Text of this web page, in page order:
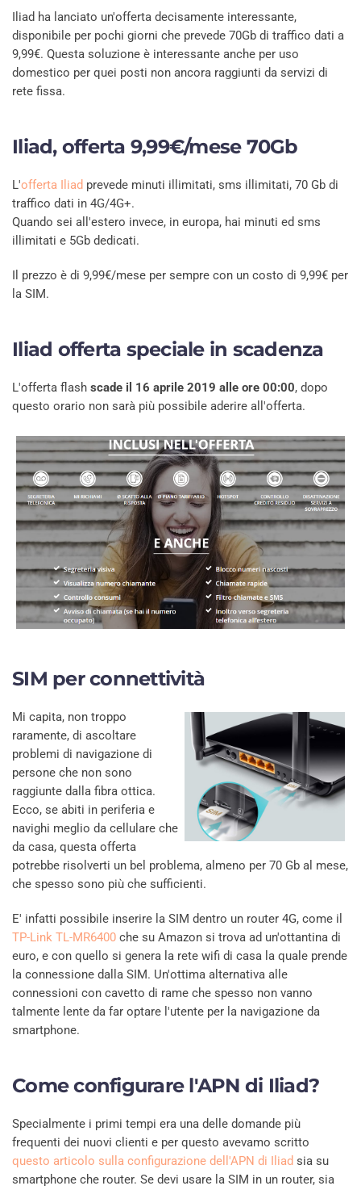
Iliad ha lanciato un'offerta decisamente interessante,
disponibile per pochi giorni che prevede 70Gb di traffico dati a
9,99€. Questa soluzione è interessante anche per uso
domestico per quei posti non ancora raggiunti da servizi di
rete fissa.
Iliad, offerta 9,99€/mese 70Gb
L'offerta Iliad prevede minuti illimitati, sms illimitati, 70 Gb di
traffico dati in 4G/4G+.
Quando sei all'estero invece, in europa, hai minuti ed sms
illimitati e 5Gb dedicati.
Il prezzo è di 9,99€/mese per sempre con un costo di 9,99€ per
la SIM.
Iliad offerta speciale in scadenza
L'offerta flash scade il 16 aprile 2019 alle ore 00:00, dopo
questo orario non sarà più possibile aderire all'offerta.
SIM per connettività
Mi capita, non troppo
raramente, di ascoltare
problemi di navigazione di
persone che non sono
raggiunte dalla fibra ottica.
Ecco, se abiti in periferia e
navighi meglio da cellulare che
da casa, questa offerta
potrebbe risolverti un bel problema, almeno per 70 Gb al mese,
che spesso sono più che sufficienti.
E' infatti possibile inserire la SIM dentro un router 4G, come il
TP-Link TL-MR6400 che su Amazon si trova ad un'ottantina di
euro, e con quello si genera la rete wifi di casa la quale prende
la connessione dalla SIM. Un'ottima alternativa alle
connessioni con cavetto di rame che spesso non vanno
talmente lente da far optare l'utente per la navigazione da
smartphone.
Come configurare l'APN di Iliad?
Specialmente i primi tempi era una delle domande più
frequenti dei nuovi clienti e per questo avevamo scritto
questo articolo sulla configurazione dell'APN di Iliad sia su
smartphone che router. Se devi usare la SIM in un router, sia